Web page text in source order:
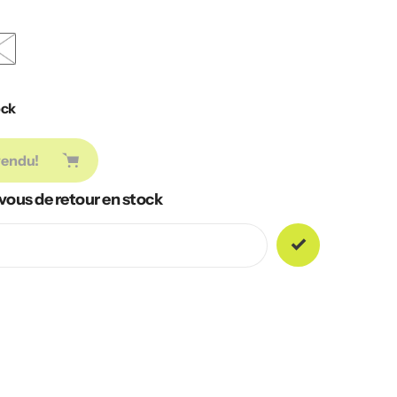
de retour en stock